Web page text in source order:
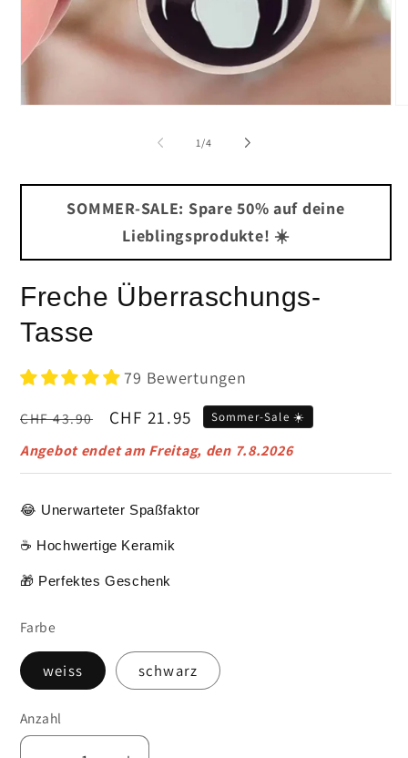
1 /von
4
SOMMER-SALE: Spare 50% auf deine
Lieblingsprodukte! ☀️
Freche Überraschungs-
Tasse
79 Bewertungen
Normaler
Preis
CHF 43.90 Verkaufspreis
CHF 21.95 Sommer-Sale ☀️
Angebot endet am Freitag, den 7.8.2026
😂 Unerwarteter Spaßfaktor
☕ Hochwertige Keramik
🎁 Perfektes Geschenk
Farbe
weiss schwarz
Anzahl